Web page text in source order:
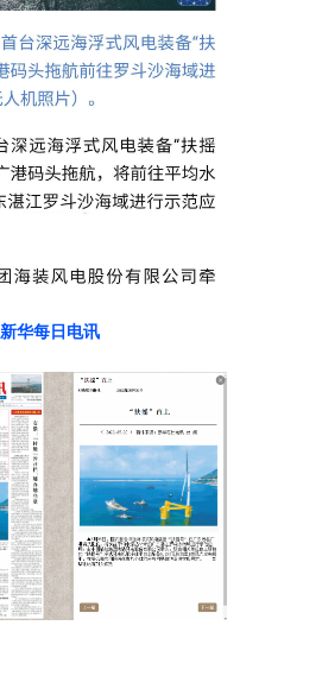
新华每日电讯